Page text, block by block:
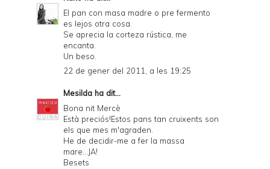
El pan con masa madre o pre fermento
es lejos otra cosa.
Se aprecia la corteza rústica, me
encanta.
Un beso.
22 de gener del 2011, a les 19:25
Mesilda ha dit...
Bona nit Mercè
Està preciós!Estos pans tan cruixents son
els que mes m'agraden.
He de decidir-me a fer la massa
mare...JA!
Besets